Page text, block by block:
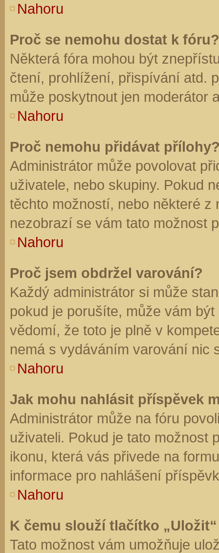
Nahoru
Proč se nemohu dostat k fóru?
Některá fóra mohou být
čtení, prohlížení, přispívání atd.
může poskytnout jen moderátor
Nahoru
Proč nemohu přidávat
Administrátor může povolovat
uživatele, nebo skupiny. Pokud
těchto možností, nebo některé z
nezobrazí se vám tato možnost
Nahoru
Proč jsem obdržel varování?
Každý administrátor si může
pokud je porušíte, může vám
vědomí, že toto je plně v
nemá s vydáváním varování nic
Nahoru
Jak mohu nahlásit příspěvek
Administrátor může na fóru
uživateli. Pokud je tato možnost
ikonu, která vás přivede na
informace pro nahlášení
Nahoru
K čemu slouží tlačítko
Tato možnost vám umožňuje